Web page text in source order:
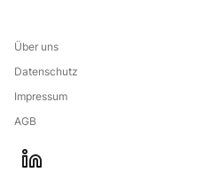
Über uns
Datenschutz
Impressum
AGB